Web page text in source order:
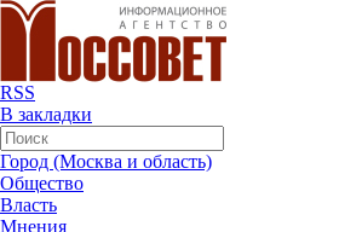
RSS
В закладки
Город (Москва и область)
Общество
Власть
Мнения